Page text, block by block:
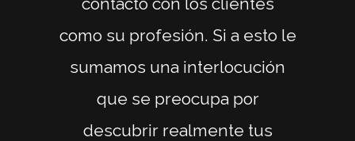
como su profesión. Si a esto le
sumamos una interlocución
que se preocupa por
descubrir realmente tus